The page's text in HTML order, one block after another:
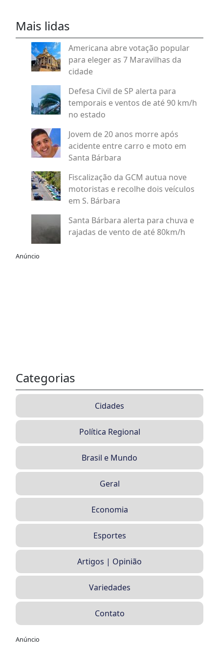
Mais lidas
Americana abre votação popular
para eleger as 7 Maravilhas da
cidade
Defesa Civil de SP alerta para
temporais e ventos de até 90 km/h
no estado
Jovem de 20 anos morre após
acidente entre carro e moto em
Santa Bárbara
Fiscalização da GCM autua nove
motoristas e recolhe dois veículos
em S. Bárbara
Santa Bárbara alerta para chuva e
rajadas de vento de até 80km/h
Anúncio
Categorias
Cidades
Política Regional
Brasil e Mundo
Geral
Economia
Esportes
Artigos | Opinião
Variedades
Contato
Anúncio